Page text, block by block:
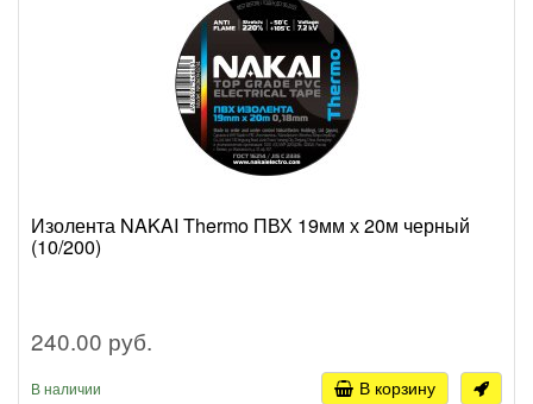
Изолента NAKAI Thermo ПВХ 19мм х 20м черный
(10/200)
240.00 руб.
В наличии В корзину